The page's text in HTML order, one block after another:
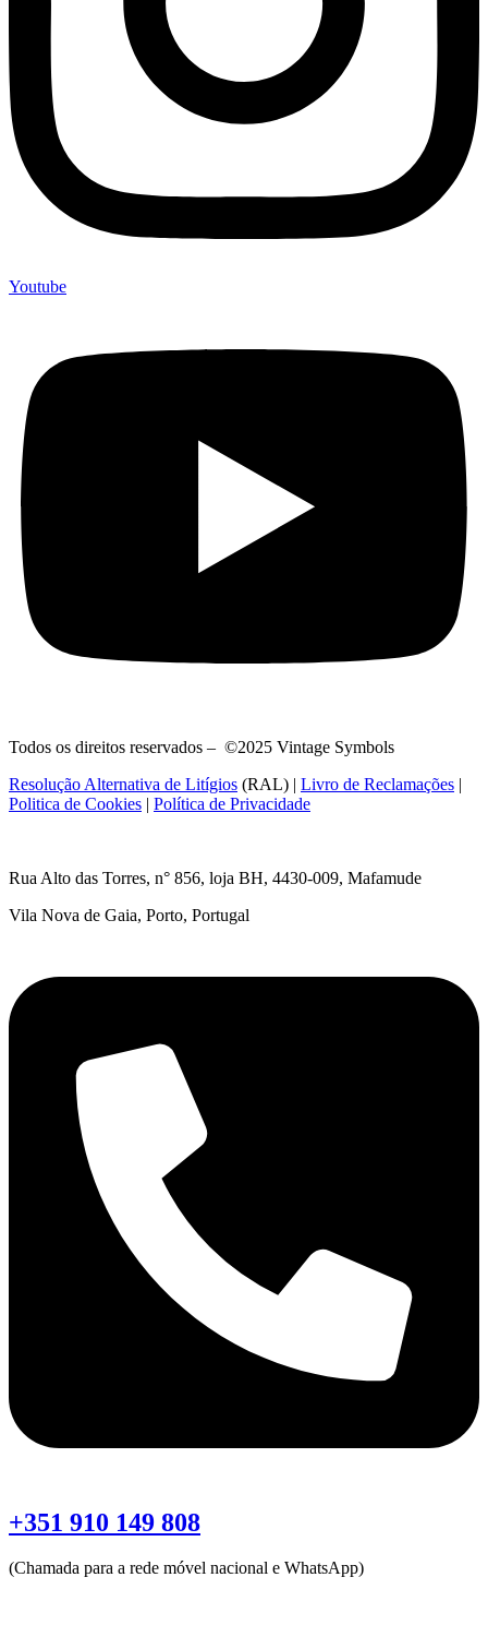
Youtube
Todos os direitos reservados – ©2025 Vintage Symbols
Resolução Alternativa de Litígios (RAL) | Livro de Reclamações |
Politica de Cookies | Política de Privacidade
Rua Alto das Torres, n° 856, loja BH, 4430-009, Mafamude
Vila Nova de Gaia, Porto, Portugal
+351 910 149 808
(Chamada para a rede móvel nacional e WhatsApp)